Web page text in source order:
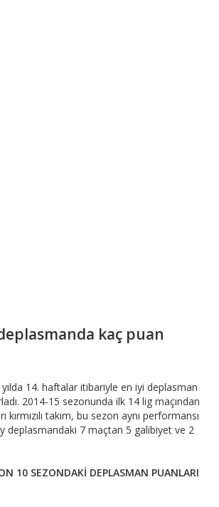
kaç puan
14. haftalar itibariyle en iyi deplasman
2014-15 sezonunda ilk 14 lig maçından
takım, bu sezon aynı performansı
deplasmandaki 7 maçtan 5 galibiyet ve 2
10 SEZONDAKİ DEPLASMAN PUANLARI